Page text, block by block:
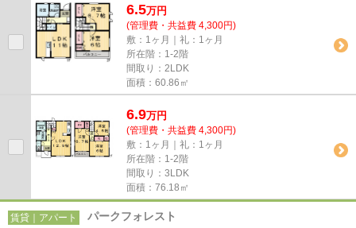
6.5万円
(管理費・共益費 4,300円)
敷：1ヶ月｜礼：1ヶ月
所在階：1-2階
間取り：2LDK
面積：60.86㎡
6.9万円
(管理費・共益費 4,300円)
敷：1ヶ月｜礼：1ヶ月
所在階：1-2階
間取り：3LDK
面積：76.18㎡
賃貸｜アパート パークフォレスト